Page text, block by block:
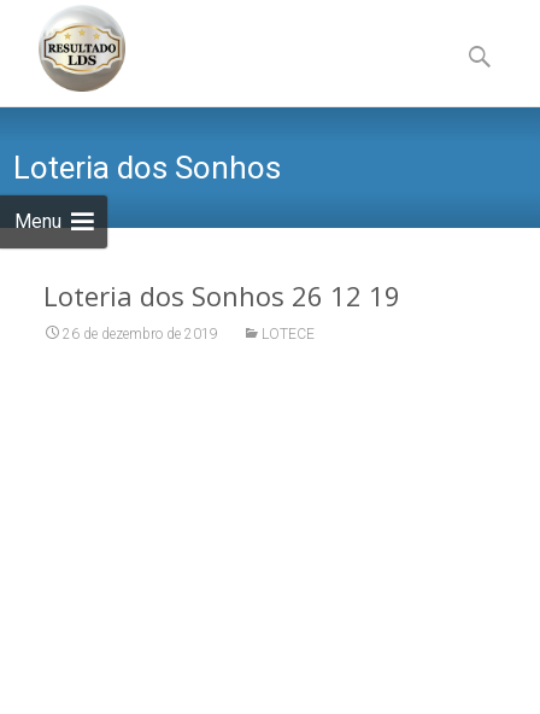
Menu
to
content
por:
Loteria dos Sonhos
Loteria dos Sonhos 26 12 19
26 de dezembro de 2019 LOTECE